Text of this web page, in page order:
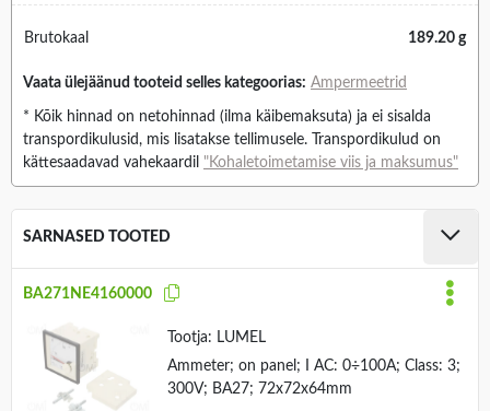
Brutokaal 189.20 g
Vaata ülejäänud tooteid selles kategoorias: Ampermeetrid
* Kõik hinnad on netohinnad (ilma käibemaksuta) ja ei sisalda
transpordikulusid, mis lisatakse tellimusele. Transpordikulud on
kättesaadavad vahekaardil "Kohaletoimetamise viis ja maksumus"
SARNASED TOOTED
BA271NE4160000
Tootja: LUMEL
Ammeter; on panel; I AC: 0÷100A; Class: 3;
300V; BA27; 72x72x64mm